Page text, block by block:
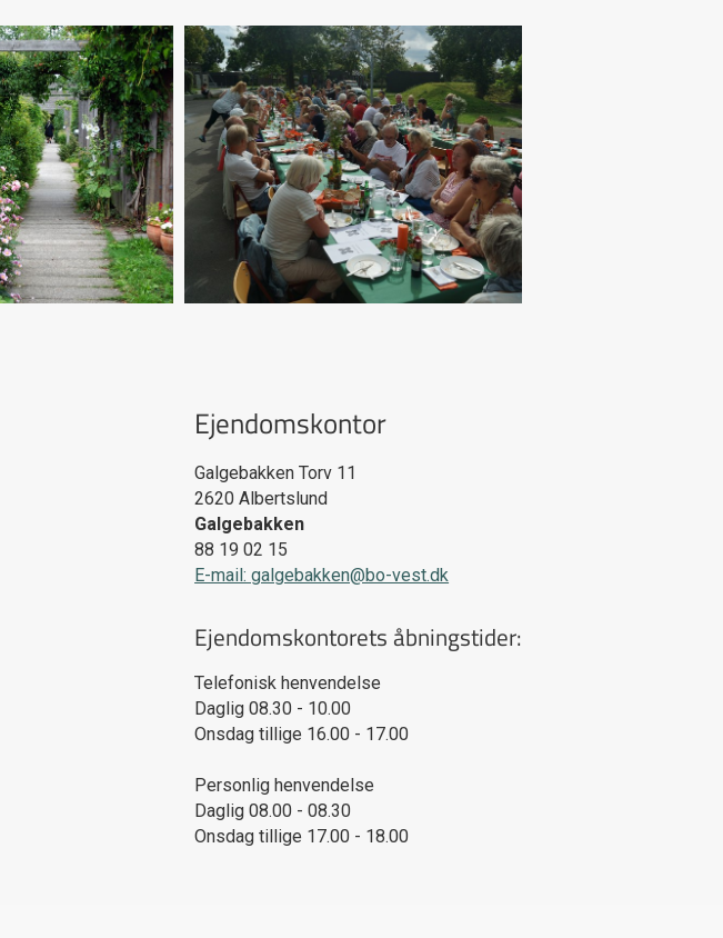
Ejendomskontor
Galgebakken Torv 11
2620Albertslund
Galgebakken
88 19 02 15
E-mail: galgebakken@bo-vest.dk
Ejendomskontorets åbningstider:
Telefonisk henvendelse
Daglig 08.30 - 10.00
Onsdag tillige 16.00 - 17.00
Personlig henvendelse
Daglig 08.00 - 08.30
Onsdag tillige 17.00 - 18.00